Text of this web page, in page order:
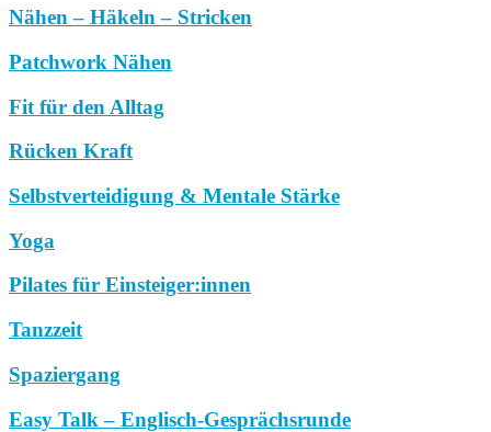
Nähen – Häkeln – Stricken
Patchwork Nähen
Fit für den Alltag
Rücken Kraft
Selbstverteidigung & Mentale Stärke
Yoga
Pilates für Einsteiger:innen
Tanzzeit
Spaziergang
Easy Talk – Englisch-Gesprächsrunde